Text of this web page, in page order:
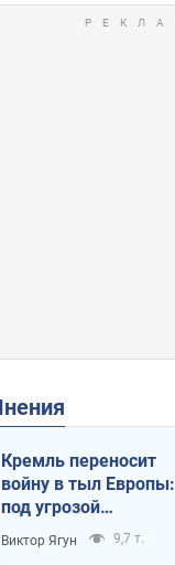
Мнения
Кремль переносит
войну в тыл Европы:
под угрозой
критическая
логистика
Виктор Ягун 9,7 т.